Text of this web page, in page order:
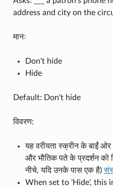
address and city on the
मानः
Don't hide
Hide
Default: Don't hide
विवरण:
यह वरीयता स्क्रीन के बाईं
और भौतिक पते के प्रदर्शन को
नीचे, यदि उनके पास एक है)
When set to 'Hide', this